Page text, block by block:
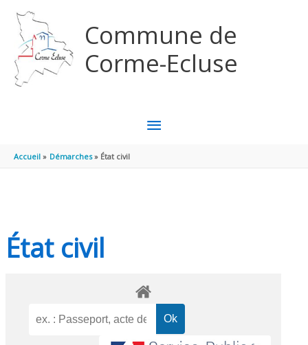
Commune de
Corme-Ecluse
MENU
Accueil Démarches État civil
État civil